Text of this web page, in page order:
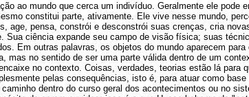
ao mundo que cerca um indivíduo. Geralmente ele pode
constitui parte, ativamente. Ele vive nesse mundo,
age, pensa, constrói e desconstrói suas crenças, cria
Sua ciência expande seu campo de visão física; suas
Em outras palavras, os objetos do mundo aparecem para
mas no sentido de ser uma parte válida dentro de um
no contexto. Coisas, verdades, teorias estão lá para
pelas consequências, isto é, para atuar como
dentro do curso geral dos acontecimentos ou no